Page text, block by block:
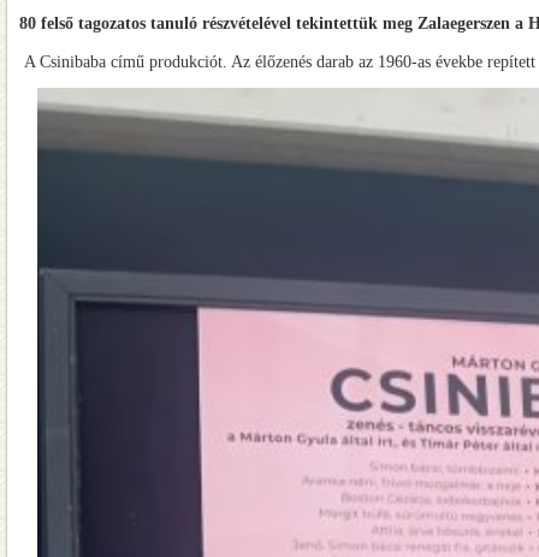
80 felső tagozatos tanuló részvételével tekintettük meg Zalaegerszen a
A Csinibaba című produkciót. Az élőzenés darab az 1960-as évekbe